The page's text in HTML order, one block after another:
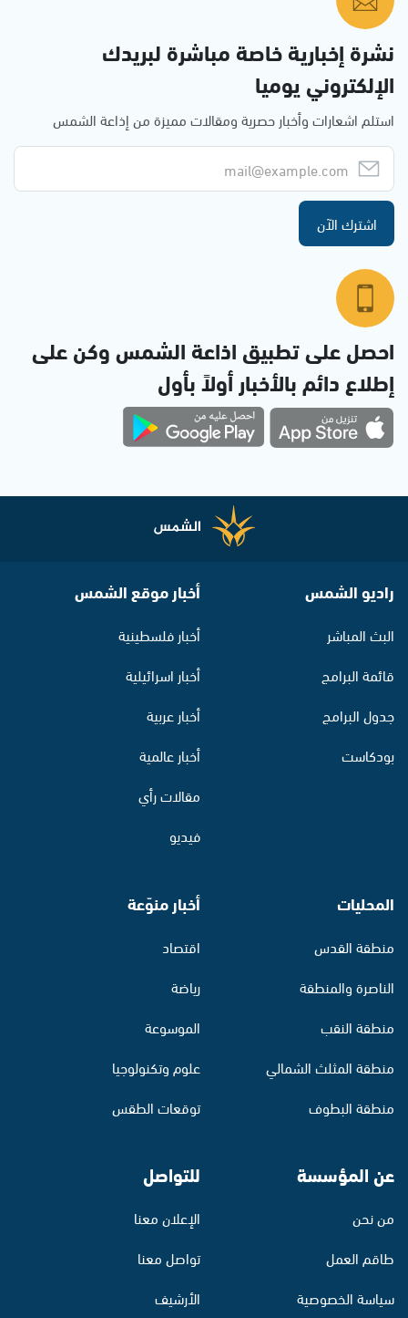
نشرة إخبارية خاصة مباشرة لبريدك
الإلكتروني يوميا
استلم اشعارات وأخبار حصرية ومقالات مميزة من إذاعة الشمس
اشترك الآن
احصل على تطبيق اذاعة الشمس وكن على
إطلاع دائم بالأخبار أولاً بأول
راديو الشمس
البث المباشر
قائمة البرامج
جدول البرامج
بودكاست
أخبار موقع الشمس
أخبار فلسطينية
أخبار اسرائيلية
أخبار عربية
أخبار عالمية
مقالات رأي
فيديو
المحليات
منطقة القدس
الناصرة والمنطقة
منطقة النقب
منطقة المثلث الشمالي
منطقة البطوف
أخبار منوّعة
اقتصاد
رياضة
الموسوعة
علوم وتكنولوجيا
توقعات الطقس
عن المؤسسة
من نحن
طاقم العمل
سياسة الخصوصية
للتواصل
الإعلان معنا
تواصل معنا
الأرشيف